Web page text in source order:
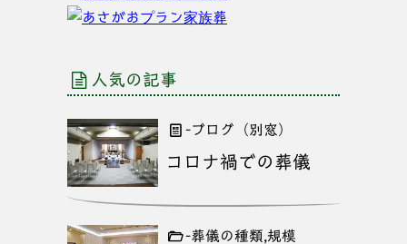
人気の記事
-ブログ（別窓）
コロナ禍での葬儀
-葬儀の種類,規模